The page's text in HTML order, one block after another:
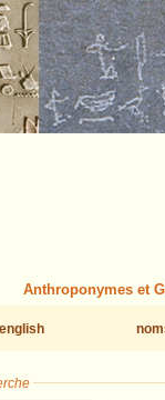
Anthroponymes et
english